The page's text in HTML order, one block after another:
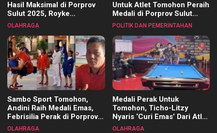
Hasil Maksimal di Porprov
Sulut 2025, Royke
Tangkawarouw Ucapkan
OLAHRAGA
Untuk Atlet Tomohon Peraih
Medali di Porprov Sulut
2025
POLITIK DAN PEMERINTAHAN
Sambo Sport Tomohon,
Andini Raih Medali Emas,
Febrisilia Perak di Porprov
Sulut 2025
OLAHRAGA
Medali Perak Untuk
Tomohon, Ticho-Litzy
Nyaris ‘Curi Emas’ Dari Atlet
Biliar PON di Porprov Sulut
OLAHRAGA